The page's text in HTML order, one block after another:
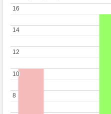
8
8
10
10
12
12
14
14
16
16